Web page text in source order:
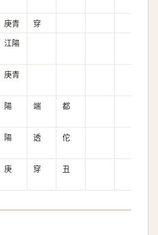
庚青 穿
江陽
庚青
陽 端 都
陽 透 佗
庚 穿 丑